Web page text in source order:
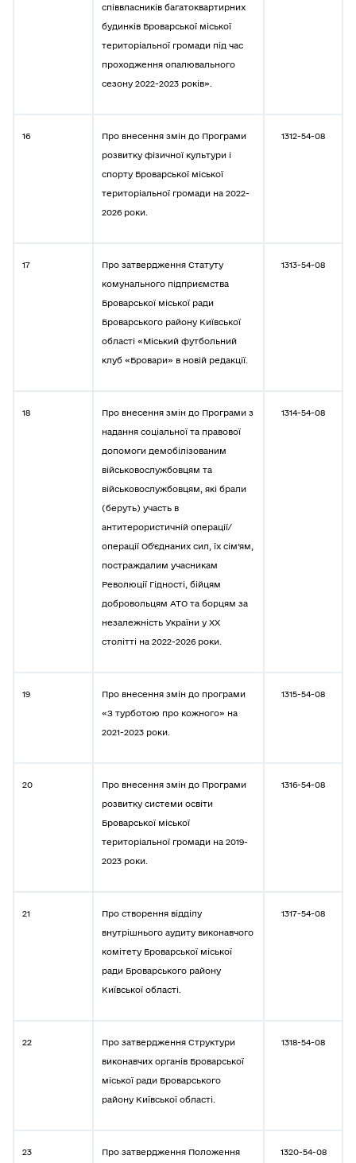
співвласників багатоквартирних
будинків Броварської міської
територіальної громади під час
проходження опалювального
сезону 2022-2023 років».
16
Про внесення змін до Програми
розвитку фізичної культури і
спорту Броварської міської
територіальної громади на 2022-
2026 роки.
1312-54-08
17
Про затвердження Статуту
комунального підприємства
Броварської міської ради
Броварського району Київської
області «Міський футбольний
клуб «Бровари» в новій редакції.
1313-54-08
18
Про внесення змін до Програми з
надання соціальної та правової
допомоги демобілізованим
військовослужбовцям та
військовослужбовцям, які брали
(беруть) участь в
антитерористичній операції/
операції Об’єднаних сил, їх сім’ям,
постраждалим учасникам
Революції Гідності, бійцям
добровольцям АТО та борцям за
незалежність України у ХХ
столітті на 2022-2026 роки.
1314-54-08
19
Про внесення змін до програми
«З турботою про кожного» на
2021-2023 роки.
1315-54-08
20
Про внесення змін до Програми
розвитку системи освіти
Броварської міської
територіальної громади на 2019-
2023 роки.
1316-54-08
21
Про створення відділу
внутрішнього аудиту виконавчого
комітету Броварської міської
ради Броварського району
Київської області.
1317-54-08
22
Про затвердження Структури
виконавчих органів Броварської
міської ради Броварського
району Київської області.
1318-54-08
23 Про затвердження Положення 1320-54-08